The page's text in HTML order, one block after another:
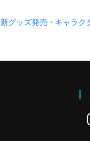
新グッズ発売・キャラク